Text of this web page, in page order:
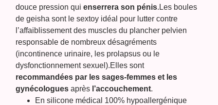
douce pression quienserrera son pénis.Les boules
de geisha sont le sextoy idéal pour lutter contre
l’affaiblissement des muscles du plancher pelvien
responsable de nombreux désagréments
(incontinence urinaire, les prolapsus ou le
dysfonctionnement sexuel).Elles sont
recommandées par les sages-femmes et les
gynécologues après l’accouchement.
En silicone médical 100% hypoallergénique